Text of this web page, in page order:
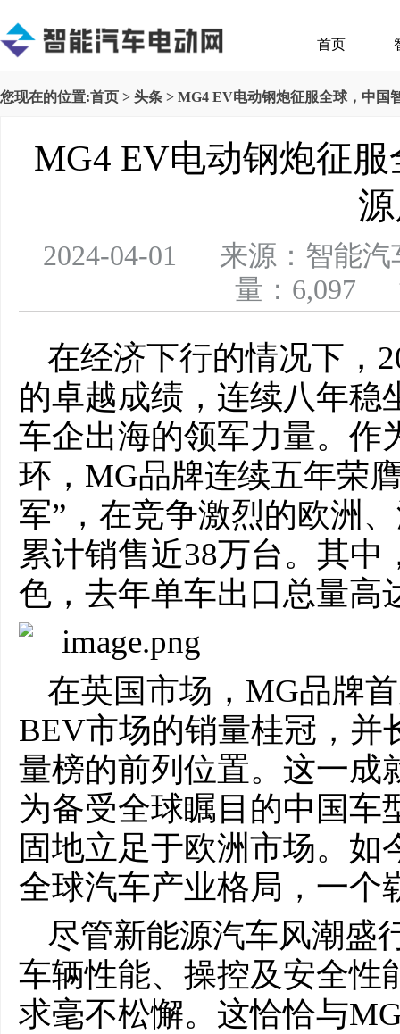
首页
您现在的位置:首页 > 头条 > MG4 EV电动钢炮征服全球，中国
MG4 EV电动钢炮征
2024-04-01 来源：智能
量：6,097
在经济下行的情况下，
的卓越成绩，连续八年稳
车企出海的领军力量。作
环，MG品牌连续五年荣
军”，在竞争激烈的欧洲
累计销售近38万台。其
色，去年单车出口总量高
在英国市场，MG品牌
BEV市场的销量桂冠，并
量榜的前列位置。这一成
为备受全球瞩目的中国车
固地立足于欧洲市场。
全球汽车产业格局，一个
尽管新能源汽车风潮盛
车辆性能、操控及安全性
求毫不松懈。这恰恰与